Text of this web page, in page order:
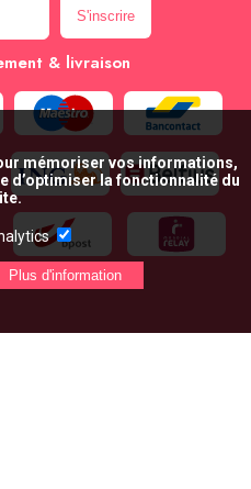
& livraison
mémoriser vos informations,
d’optimiser la fonctionnalité du